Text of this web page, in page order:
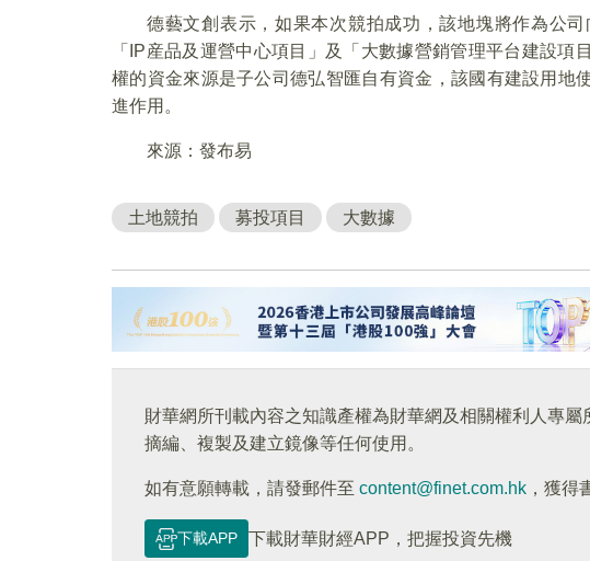
德藝文創表示，如果本次競拍成功，該地塊將作為公
「IP産品及運營中心項目」及「大數據營銷管理平台建設項
權的資金來源是子公司德弘智匯自有資金，該國有建設用地
進作用。
來源：發布易
土地競拍 募投項目 大數據
財華網所刊載內容之知識產權為財華網及相關權利人專屬
摘編、複製及建立鏡像等任何使用。
如有意願轉載，請發郵件至 content@finet.com.hk ，獲得
下載APP
下載財華財經APP，把握投資先機